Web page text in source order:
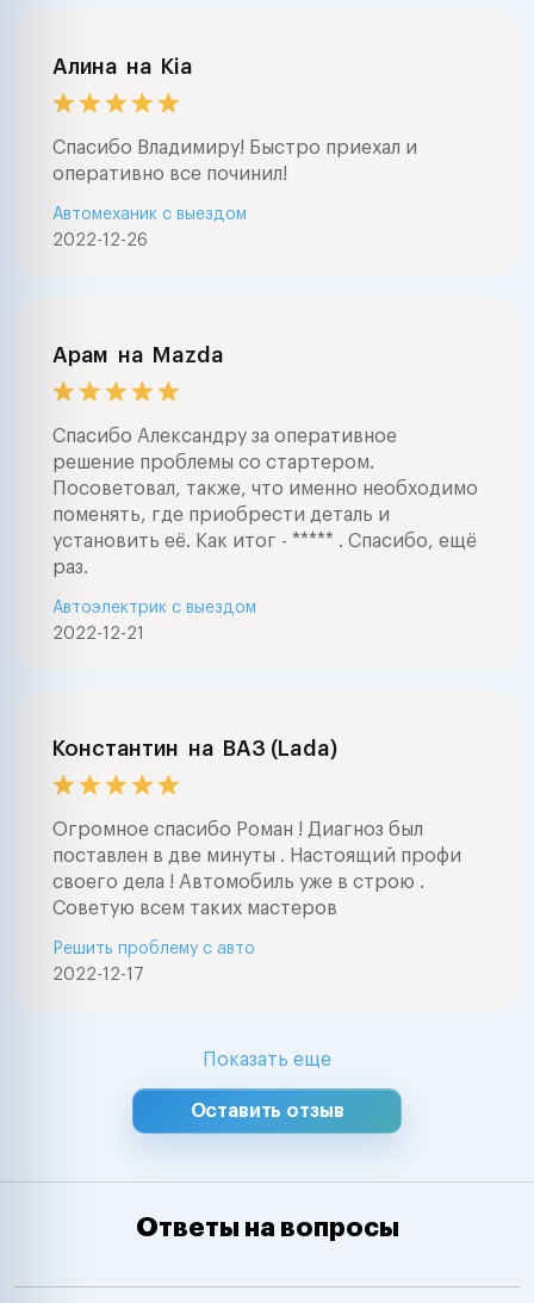
Алина на Kia
Спасибо Владимиру! Быстро приехал и
оперативно все починил!
2022-12-26
Автомеханик с выездом
Арам на Mazda
Спасибо Александру за оперативное
решение проблемы со стартером.
Посоветовал, также, что именно необходимо
поменять, где приобрести деталь и
установить её. Как итог - ***** . Спасибо, ещё
раз.
2022-12-21
Автоэлектрик с выездом
Константин на ВАЗ (Lada)
Огромное спасибо Роман ! Диагноз был
поставлен в две минуты . Настоящий профи
своего дела ! Автомобиль уже в строю .
Советую всем таких мастеров
2022-12-17
Решить проблему с авто
Показать еще
Оставить отзыв
Ответы на вопросы